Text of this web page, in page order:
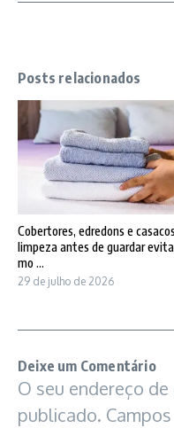
Posts relacionados
Cobertores, edredons e
limpeza antes de guardar evita
mo ...
29 de julho de 2026
Deixe um Comentário
O seu endereço
publicado.